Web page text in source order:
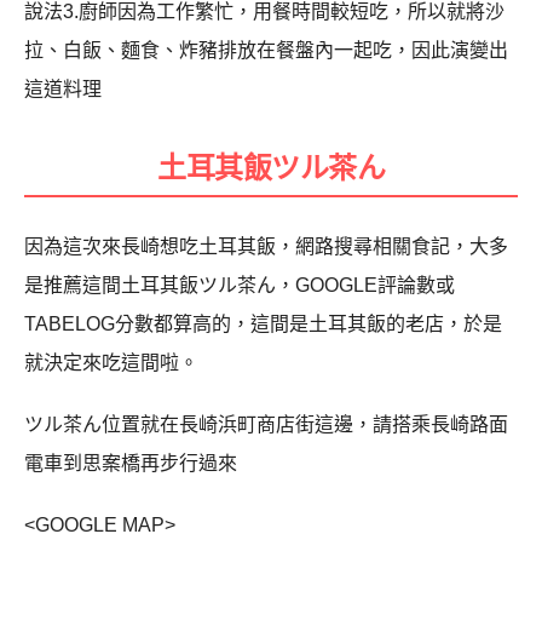
說法3.廚師因為工作繁忙，用餐時間較短吃，所以就將沙
拉、白飯、麵食、炸豬排放在餐盤內一起吃，因此演變出
這道料理
土耳其飯ツル茶ん
因為這次來長崎想吃土耳其飯，網路搜尋相關食記，大多
是推薦這間土耳其飯ツル茶ん，GOOGLE評論數或
TABELOG分數都算高的，這間是土耳其飯的老店，於是
就決定來吃這間啦。
ツル茶ん位置就在長崎浜町商店街這邊，請搭乘長崎路面
電車到思案橋再步行過來
<GOOGLE MAP>